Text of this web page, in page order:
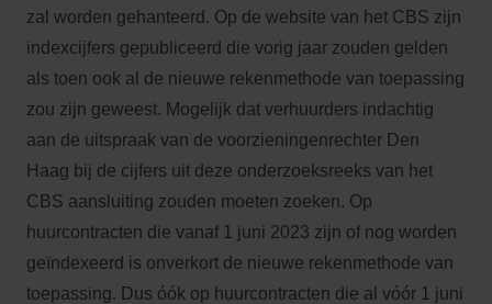
zal worden gehanteerd. Op de website van het CBS zijn
indexcijfers gepubliceerd die vorig jaar zouden gelden
als toen ook al de nieuwe rekenmethode van toepassing
zou zijn geweest. Mogelijk dat verhuurders indachtig
aan de uitspraak van de voorzieningenrechter Den
Haag bij de cijfers uit deze onderzoeksreeks van het
CBS aansluiting zouden moeten zoeken. Op
huurcontracten die vanaf 1 juni 2023 zijn of nog worden
geïndexeerd is onverkort de nieuwe rekenmethode van
toepassing. Dus óók op huurcontracten die al vóór 1 juni